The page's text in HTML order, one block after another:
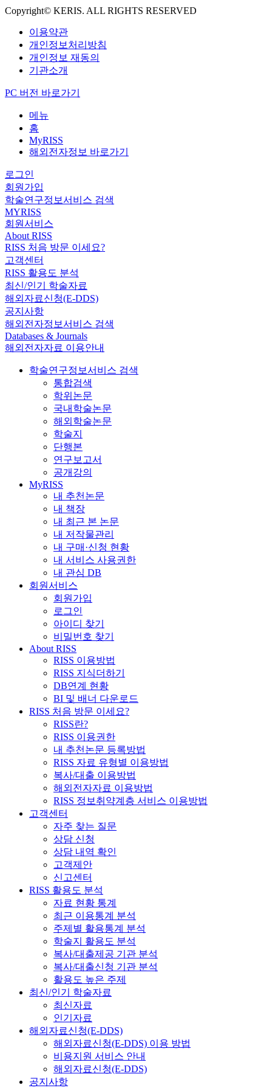
Copyright© KERIS. ALL RIGHTS RESERVED
이용약관
개인정보처리방침
개인정보 재동의
기관소개
PC 버전 바로가기
메뉴
홈
MyRISS
해외전자정보 바로가기
로그인
회원가입
학술연구정보서비스 검색
MYRISS
회원서비스
About RISS
RISS 처음 방문 이세요?
고객센터
RISS 활용도 분석
최신/인기 학술자료
해외자료신청(E-DDS)
공지사항
해외전자정보서비스 검색
Databases & Journals
해외전자자료 이용안내
학술연구정보서비스 검색
통합검색
학위논문
국내학술논문
해외학술논문
학술지
단행본
연구보고서
공개강의
MyRISS
내 추천논문
내 책장
내 최근 본 논문
내 저작물관리
내 구매·신청 현황
내 서비스 사용권한
내 관심 DB
회원서비스
회원가입
로그인
아이디 찾기
비밀번호 찾기
About RISS
RISS 이용방법
RISS 지식더하기
DB연계 현황
BI 및 배너 다운로드
RISS 처음 방문 이세요?
RISS란?
RISS 이용권한
내 추천논문 등록방법
RISS 자료 유형별 이용방법
복사/대출 이용방법
해외전자자료 이용방법
RISS 정보취약계층 서비스 이용방법
고객센터
자주 찾는 질문
상담 신청
상담 내역 확인
고객제안
신고센터
RISS 활용도 분석
자료 현황 통계
최근 이용통계 분석
주제별 활용통계 분석
학술지 활용도 분석
복사/대출제공 기관 분석
복사/대출신청 기관 분석
활용도 높은 주제
최신/인기 학술자료
최신자료
인기자료
해외자료신청(E-DDS)
해외자료신청(E-DDS) 이용 방법
비용지원 서비스 안내
해외자료신청(E-DDS)
공지사항